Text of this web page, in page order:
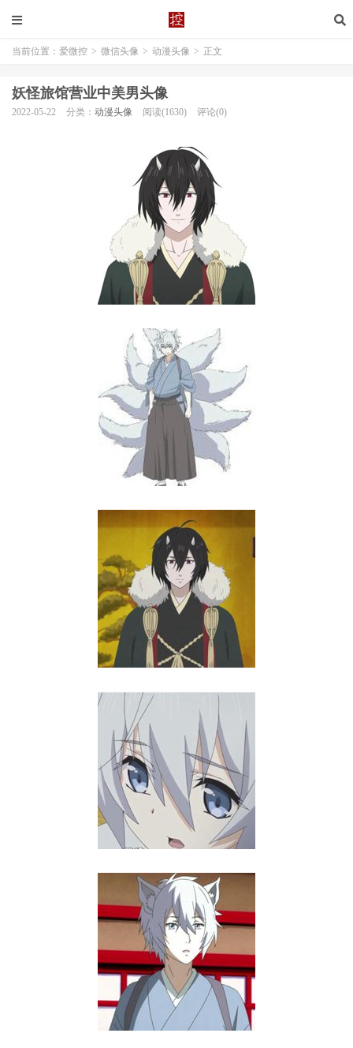
当前位置： 爱微控 > 微信头像 > 动漫头像 > 正文
妖怪旅馆营业中美男头像
2022-05-22 分类： 动漫头像 阅读(1630) 评论(0)